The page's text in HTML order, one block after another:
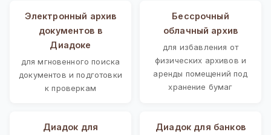
Электронный архив
документов в
Диадоке
для мгновенного поиска
документов и подготовки
к проверкам
Бессрочный
облачный архив
для избавления от
физических архивов и
аренды помещений под
хранение бумаг
Диадок для
Диадок для банков